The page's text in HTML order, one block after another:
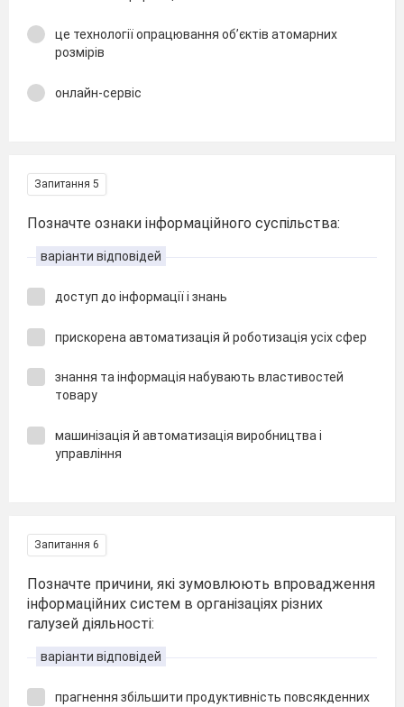
це технології опрацювання об’єктів атомарних
розмірів
онлайн-сервіс
Запитання 5
Позначте ознаки інформаційного суспільства:
варіанти відповідей
доступ до інформації і знань
прискорена автоматизація й роботизація усіх сфер
знання та інформація набувають властивостей
товару
машинізація й автоматизація виробництва і
управління
Запитання 6
Позначте причини, які зумовлюють впровадження
інформаційних систем в організаціях різних
галузей діяльності:
варіанти відповідей
прагнення збільшити продуктивність повсякденних